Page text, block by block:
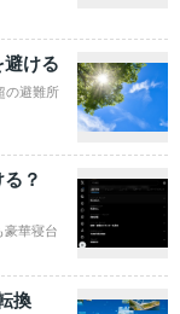
ける
の避難所
？
豪華寝台
換